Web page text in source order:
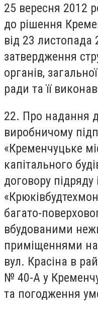
25 вересня 2012
до рішення
від 23 листопада
затвердження
органів,
ради та її
22. Про надання
виробничому
«Кременчуцьке
капітального
договору підряду
багато-
вбудованими
приміщеннями
вул. Красіна в
№ 40-А у
та погодження